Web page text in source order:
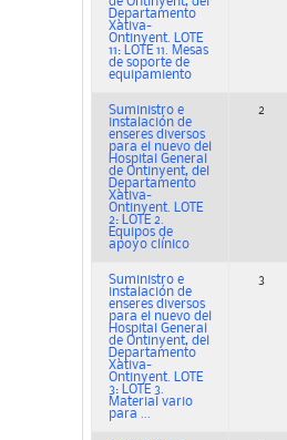
Departamento
Xàtiva-
Ontinyent. LOTE
11: LOTE 11. Mesas
de soporte de
equipamiento
Suministro e
instalación de
enseres diversos
para el nuevo del
Hospital General
de Ontinyent, del
Departamento
Xàtiva-
Ontinyent. LOTE
2: LOTE 2.
Equipos de
apoyo clínico
2
Suministro e
instalación de
enseres diversos
para el nuevo del
Hospital General
de Ontinyent, del
Departamento
Xàtiva-
Ontinyent. LOTE
3: LOTE 3.
Material vario
para ...
3